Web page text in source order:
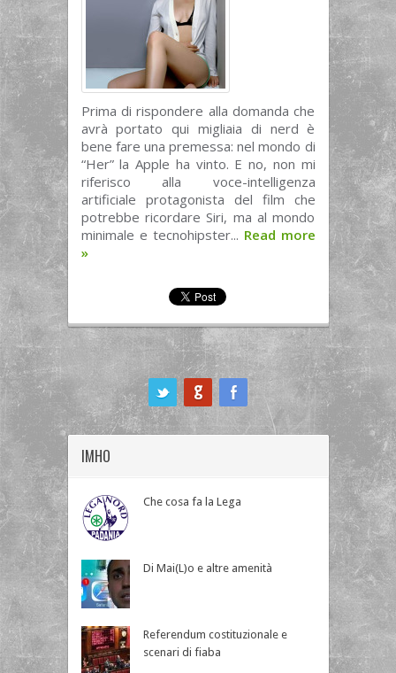
Prima di rispondere alla domanda che
avrà portato qui migliaia di nerd è
bene fare una premessa: nel mondo di
“Her” la Apple ha vinto. E no, non mi
riferisco alla voce-intelligenza
artificiale protagonista del film che
potrebbe ricordare Siri, ma al mondo
minimale e tecnohipster... Read more
»
IMHO
Che cosa fa la Lega
Di Mai(L)o e altre amenità
Referendum costituzionale e
scenari di fiaba